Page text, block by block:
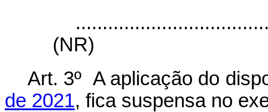
(NR)
Art. 3º A aplicação do
de 2021, fica suspensa no